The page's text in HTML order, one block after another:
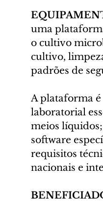
uma
o cultivo
cultivo,
padrões de
A plataforma
laboratorial
meios
software
requisitos
nacionais e